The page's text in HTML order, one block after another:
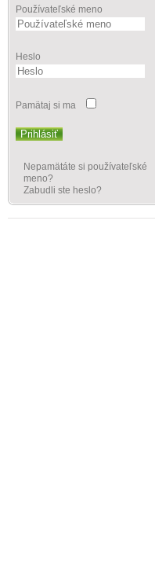
Používateľské meno
Heslo
Pamätaj si ma
Prihlásiť
Nepamätáte si používateľské
meno?
Zabudli ste heslo?